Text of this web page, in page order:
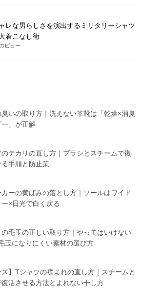
レな男らしさを演出するミリタリーシャツ
着こなし術
ビュー
いの取り方｜洗えない革靴は「乾燥×消臭
」が正解
のテカリの直し方｜ブラシとスチームで復
手順と防止策
カーの黄ばみの落とし方｜ソールはワイド
×日光で白く戻る
の毛玉の正しい取り方｜やってはいけない
玉になりにくい素材の選び方
ズ】Tシャツの襟よれの直し方｜スチームと
復活させる方法とよれない干し方